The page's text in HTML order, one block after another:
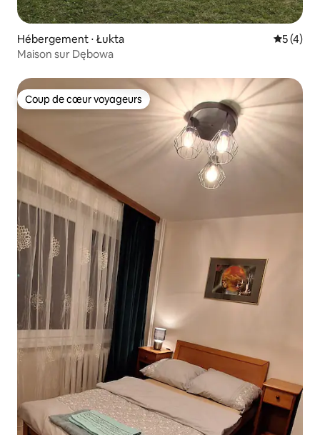
Hébergement ⋅ Łukta
5 (4)
Maison sur Dębowa
Coup de cœur voyageurs
Coup de cœur voyageurs